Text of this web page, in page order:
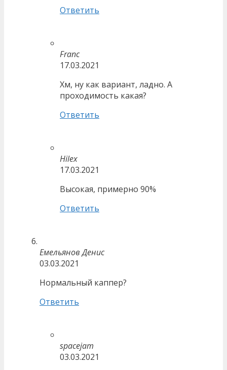
Ответить
Franc
17.03.2021
Хм, ну как вариант, ладно. А
проходимость какая?
Ответить
Hilex
17.03.2021
Высокая, примерно 90%
Ответить
Емельянов Денис
03.03.2021
Нормальный каппер?
Ответить
spacejam
03.03.2021